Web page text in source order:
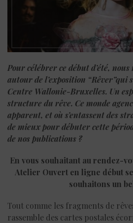
Pour célébrer ce début d’été,
autour de l’exposition “Rêver”qui
Centre Wallonie-Bruxelles. Un
structure du rêve. Ce monde
apparent, et où s’entassent des
de mieux pour débuter cette
de nos publications ?
En vous souhaitant au rendez-
Atelier Ouvert en ligne début
souhaitons un
Tout comme les fragments de
rassemble des cartes postales